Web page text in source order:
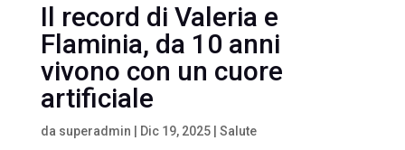
Il record di Valeria e
Flaminia, da 10 anni
vivono con un cuore
artificiale
da superadmin Dic 19, 2025| Salute